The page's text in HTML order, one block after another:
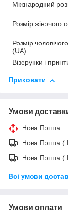
Міжнародний
Розмір жіночого
Розмір
(UA)
Візерунки і
Приховати
Умови
Нова Пошта
Нова Пошта (
Нова Пошта (
Всі умови
Умови оплати